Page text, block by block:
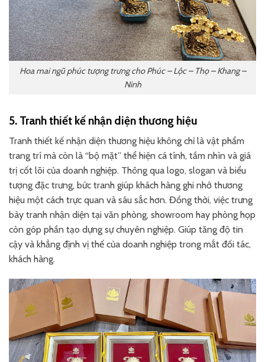
Hoa mai ngũ phúc tượng trưng cho Phúc – Lộc – Thọ – Khang –
Ninh
5. Tranh thiết kế nhận diện thương hiệu
Tranh thiết kế nhận diện thương hiệu không chỉ là vật phẩm
trang trí mà còn là “bộ mặt” thể hiện cá tính, tầm nhìn và giá
trị cốt lõi của doanh nghiệp. Thông qua logo, slogan và biểu
tượng đặc trưng, bức tranh giúp khách hàng ghi nhớ thương
hiệu một cách trực quan và sâu sắc hơn. Đồng thời, việc trưng
bày tranh nhận diện tại văn phòng, showroom hay phòng họp
còn góp phần tạo dựng sự chuyên nghiệp. Giúp tăng độ tin
cậy và khẳng định vị thế của doanh nghiệp trong mắt đối tác,
khách hàng.